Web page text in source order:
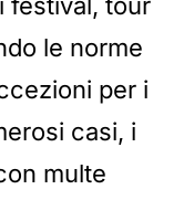
festival, tour
le norme
per i
casi, i
multe